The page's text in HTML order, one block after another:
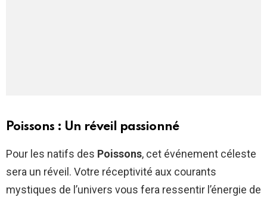
Poissons : Un réveil passionné
Pour les natifs des Poissons, cet événement céleste
sera un réveil. Votre réceptivité aux courants
mystiques de l’univers vous fera ressentir l’énergie de